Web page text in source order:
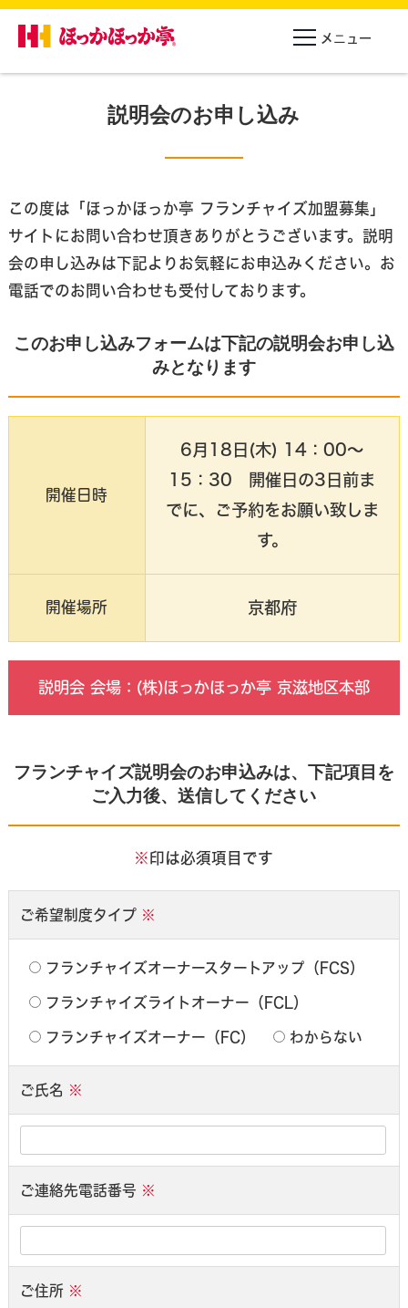
説明会のお申し込み
この度は「ほっかほっか亭 フランチャイズ加盟募集」
サイトにお問い合わせ頂きありがとうございます。 説明
会の申し込みは下記よりお気軽にお申込みください。お
電話でのお問い合わせも受付しております。
このお申し込みフォームは下記の説明会お申し込
みとなります
開催日時
6月18日(木) 14：00～
15：30 開催日の3日前ま
でに、ご予約をお願い致しま
す。
開催場所 京都府
説明会 会場：(株)ほっかほっか亭 京滋地区本部
フランチャイズ説明会のお申込みは、下記項目を
ご入力後、送信してください
※印は必須項目です
ご希望制度タイプ ※
フランチャイズオーナースタートアップ（FCS）
フランチャイズライトオーナー（FCL）
フランチャイズオーナー（FC）
わからない
ご氏名 ※
ご連絡先電話番号 ※
ご住所 ※